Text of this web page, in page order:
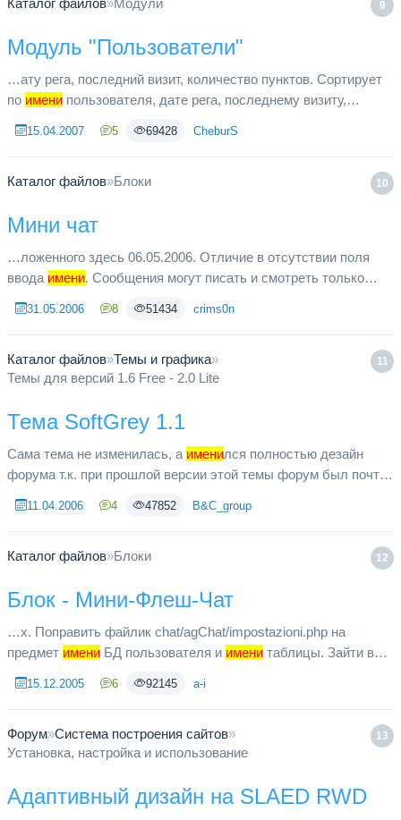
9
Каталог файлов»Модули
Модуль "Пользователи"
…ату рега, последний визит, количество пунктов. Сортирует
по имени пользователя, дате рега, последнему визиту,
Выбирается к...
15.04.2007 5 69428 CheburS
10
Каталог файлов»Блоки
Мини чат
…ложенного здесь 06.05.2006. Отличие в отсутствии поля
ввода имени. Сообщения могут писать и смотреть только
которым пользовате...
31.05.2006 8 51434 crims0n
11
Каталог файлов»Темы и графика»
Темы для версий 1.6 Free - 2.0 Lite
Тема SoftGrey 1.1
Сама тема не изменилась, а именился полностью дезайн
форума т.к. при прошлой версии этой темы форум был почти
покапался,...
11.04.2006 4 47852 B&C_group
12
Каталог файлов»Блоки
Блок - Мини-Флеш-Чат
…х. Поправить файлик chat/agChat/impostazioni.php на
предмет имени БД пользователя и имени таблицы. Зайти в
принципе можн...
15.12.2005 6 92145 a-i
13
Форум»Система построения сайтов»
Установка, настройка и использование
Адаптивный дизайн на SLAED RWD